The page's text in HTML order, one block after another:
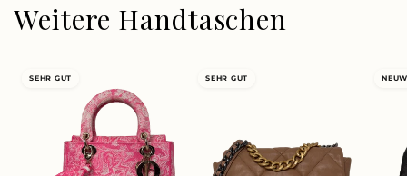
Weitere Handtaschen
SEHR GUT SEHR GUT